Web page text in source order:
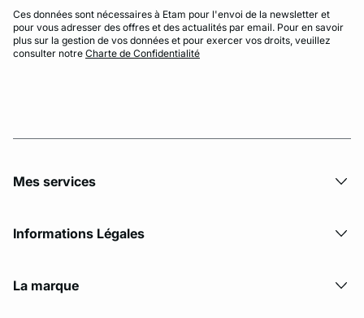
Ces données sont nécessaires à Etam pour l'envoi de la newsletter et
pour vous adresser des offres et des actualités par email. Pour en savoir
plus sur la gestion de vos données et pour exercer vos droits, veuillez
consulter notre Charte de Confidentialité
Mes services
Informations Légales
La marque